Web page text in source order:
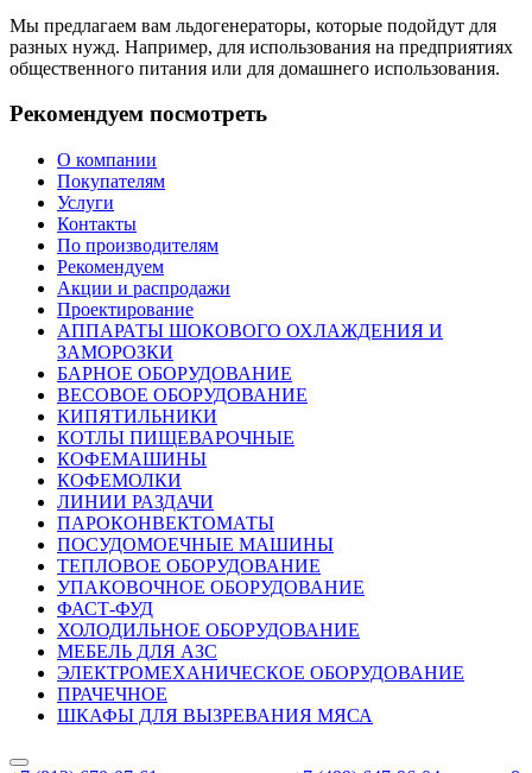
Мы предлагаем вам льдогенераторы, которые подойдут для
разных нужд. Например, для использования на предприятиях
общественного питания или для домашнего использования.
Рекомендуем посмотреть
О компании
Покупателям
Услуги
Контакты
По производителям
Рекомендуем
Акции и распродажи
Проектирование
АППАРАТЫ ШОКОВОГО ОХЛАЖДЕНИЯ И
ЗАМОРОЗКИ
БАРНОЕ ОБОРУДОВАНИЕ
ВЕСОВОЕ ОБОРУДОВАНИЕ
КИПЯТИЛЬНИКИ
КОТЛЫ ПИЩЕВАРОЧНЫЕ
КОФЕМАШИНЫ
КОФЕМОЛКИ
ЛИНИИ РАЗДАЧИ
ПАРОКОНВЕКТОМАТЫ
ПОСУДОМОЕЧНЫЕ МАШИНЫ
ТЕПЛОВОЕ ОБОРУДОВАНИЕ
УПАКОВОЧНОЕ ОБОРУДОВАНИЕ
ФАСТ-ФУД
ХОЛОДИЛЬНОЕ ОБОРУДОВАНИЕ
МЕБЕЛЬ ДЛЯ АЗС
ЭЛЕКТРОМЕХАНИЧЕСКОЕ ОБОРУДОВАНИЕ
ПРАЧЕЧНОЕ
ШКАФЫ ДЛЯ ВЫЗРЕВАНИЯ МЯСА